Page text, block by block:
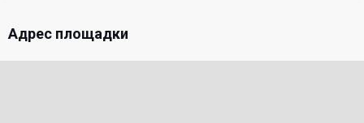
Адрес площадки